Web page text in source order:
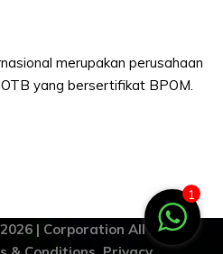
merupakan perusahaan
yang bersertifikat BPOM.
| Corporation All Rights
1